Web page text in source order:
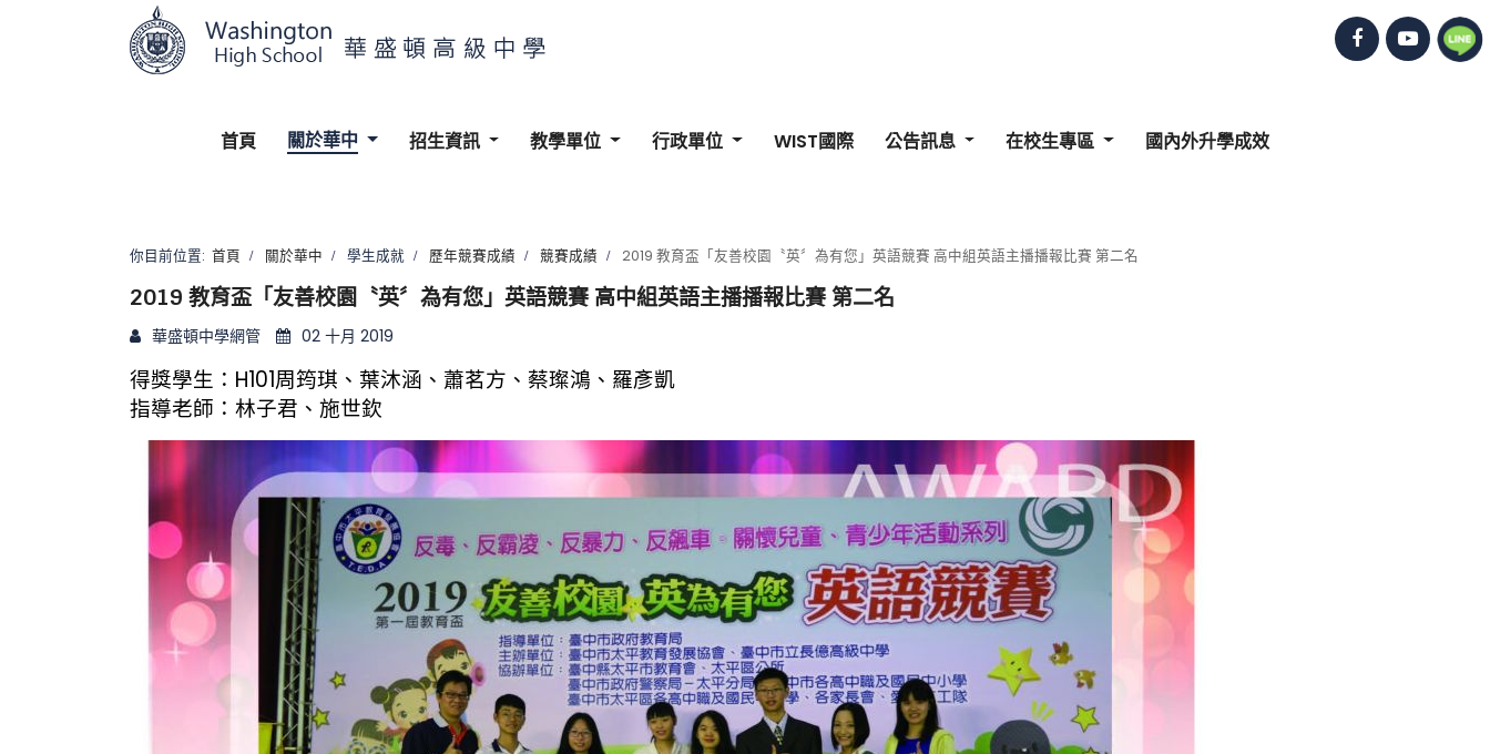
首頁 關於華中 招生資訊 教學單位 行政單位 WIST國際 公告訊息 在校生專區 國內外升學成效
你目前位置: 首頁 關於華中 學生成就 歷年競賽成績 競賽成績 2019 教育盃「友善校園〝英〞為有您」英語競賽 高中組英語主播播報比賽 第二名
2019 教育盃「友善校園〝英〞為有您」英語競賽 高中組英語主播播報比賽 第二名
華盛頓中學網管 02 十月 2019
得獎學生：H101周筠琪、葉沐涵、蕭茗方、蔡璨鴻、羅彥凱
指導老師：林子君、施世欽